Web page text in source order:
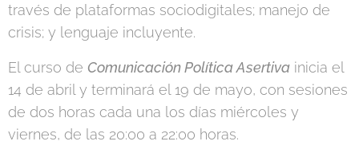
través de plataformas sociodigitales; manejo de
crisis; y lenguaje incluyente.
El curso de Comunicación Política Asertiva inicia el
14 de abril y terminará el 19 de mayo, con sesiones
de dos horas cada una los días miércoles y
viernes, de las 20:00 a 22:00 horas.